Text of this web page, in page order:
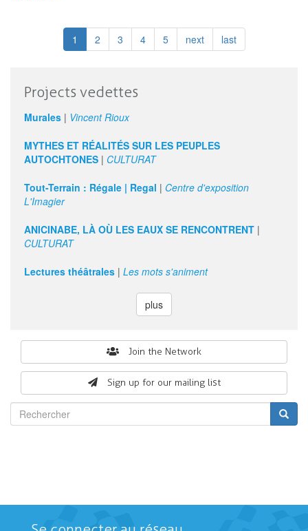
et
des
Métis
Programme
Équinoxe
artistes
1 2 3 4 5 next last
Projects vedettes
Murales | Vincent Rioux
MYTHES ET RÉALITÉS SUR LES PEUPLES
AUTOCHTONES | CULTURAT
Tout-Terrain : Régale | Regal | Centre d'exposition
L'Imagier
ANICINABE, LÀ OÙ LES EAUX SE RENCONTRENT |
CULTURAT
Lectures théâtrales | Les mots s'animent
plus
Join the Network
Sign up for our mailing list
form